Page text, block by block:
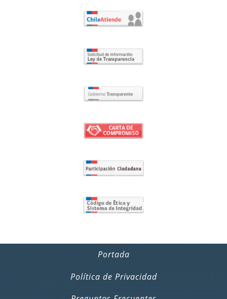
Portada
Política de Privacidad